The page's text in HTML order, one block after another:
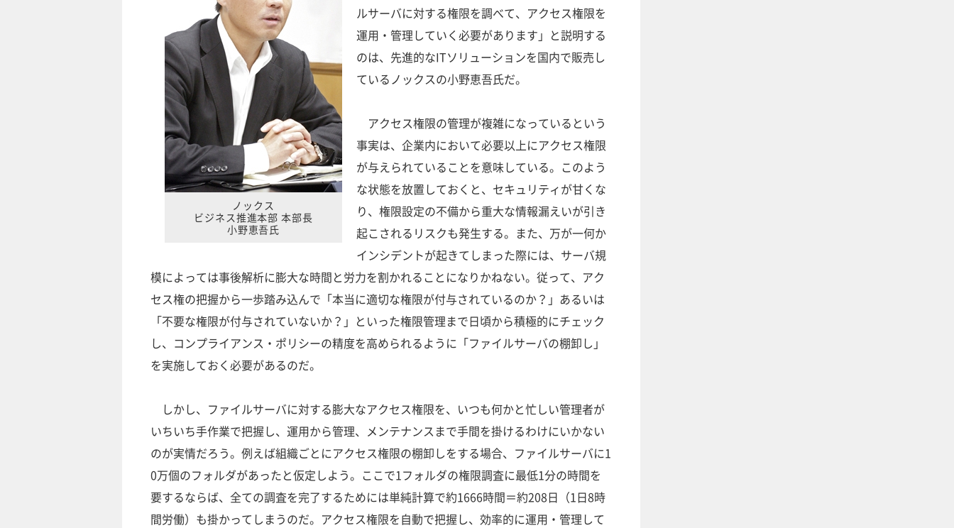
ノックス
ビジネス推進本部 本部長
小野恵吾氏
ルサーバに対する権限を調べて、アクセス権限を
運用・管理していく必要があります」と説明する
のは、先進的なITソリューションを国内で販売し
ているノックスの小野恵吾氏だ。
アクセス権限の管理が複雑になっているという
事実は、企業内において必要以上にアクセス権限
が与えられていることを意味している。このよう
な状態を放置しておくと、セキュリティが甘くな
り、権限設定の不備から重大な情報漏えいが引き
起こされるリスクも発生する。また、万が一何か
インシデントが起きてしまった際には、サーバ規
模によっては事後解析に膨大な時間と労力を割かれることになりかねない。従って、アク
セス権の把握から一歩踏み込んで「本当に適切な権限が付与されているのか？」あるいは
「不要な権限が付与されていないか？」といった権限管理まで日頃から積極的にチェック
し、コンプライアンス・ポリシーの精度を高められるように「ファイルサーバの棚卸し」
を実施しておく必要があるのだ。
しかし、ファイルサーバに対する膨大なアクセス権限を、いつも何かと忙しい管理者が
いちいち手作業で把握し、運用から管理、メンテナンスまで手間を掛けるわけにいかない
のが実情だろう。例えば組織ごとにアクセス権限の棚卸しをする場合、ファイルサーバに1
0万個のフォルダがあったと仮定しよう。ここで1フォルダの権限調査に最低1分の時間を
要するならば、全ての調査を完了するためには単純計算で約1666時間＝約208日（1日8時
間労働）も掛かってしまうのだ。アクセス権限を自動で把握し、効率的に運用・管理して